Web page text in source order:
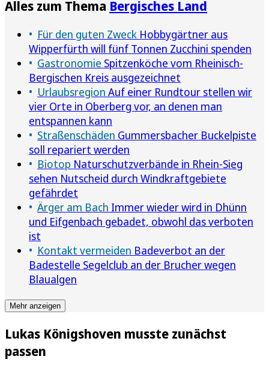
Alles zum Thema Bergisches Land
Für den guten Zweck Hobbygärtner aus
Wipperfürth will fünf Tonnen Zucchini spenden
Gastronomie Spitzenköche vom Rheinisch-
Bergischen Kreis ausgezeichnet
Urlaubsregion Auf einer Rundtour stellen wir
vier Orte in Oberberg vor, an denen man
entspannen kann
Straßenschäden Gummersbacher Buckelpiste
soll repariert werden
Biotop Naturschutzverbände in Rhein-Sieg
sehen Nutscheid durch Windkraftgebiete
gefährdet
Ärger am Bach Immer wieder wird in Dhünn
und Eifgenbach gebadet, obwohl das verboten
ist
Kontakt vermeiden Badeverbot an der
Badestelle Segelclub an der Brucher wegen
Blaualgen
Mehr anzeigen
Lukas Königshoven musste zunächst
passen